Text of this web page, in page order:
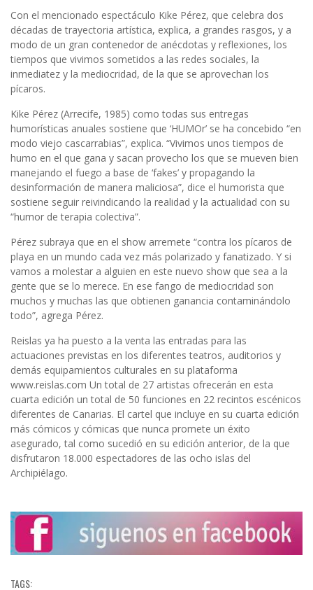
Con el mencionado espectáculo Kike Pérez, que celebra dos
décadas de trayectoria artística, explica, a grandes rasgos, y a
modo de un gran contenedor de anécdotas y reflexiones, los
tiempos que vivimos sometidos a las redes sociales, la
inmediatez y la mediocridad, de la que se aprovechan los
pícaros.
Kike Pérez (Arrecife, 1985) como todas sus entregas
humorísticas anuales sostiene que ‘HUMOr’ se ha concebido “en
modo viejo cascarrabias”, explica. “Vivimos unos tiempos de
humo en el que gana y sacan provecho los que se mueven bien
manejando el fuego a base de ‘fakes’ y propagando la
desinformación de manera maliciosa”, dice el humorista que
sostiene seguir reivindicando la realidad y la actualidad con su
“humor de terapia colectiva”.
Pérez subraya que en el show arremete “contra los pícaros de
playa en un mundo cada vez más polarizado y fanatizado. Y si
vamos a molestar a alguien en este nuevo show que sea a la
gente que se lo merece. En ese fango de mediocridad son
muchos y muchas las que obtienen ganancia contaminándolo
todo”, agrega Pérez.
Reislas ya ha puesto a la venta las entradas para las
actuaciones previstas en los diferentes teatros, auditorios y
demás equipamientos culturales en su plataforma
www.reislas.com Un total de 27 artistas ofrecerán en esta
cuarta edición un total de 50 funciones en 22 recintos escénicos
diferentes de Canarias. El cartel que incluye en su cuarta edición
más cómicos y cómicas que nunca promete un éxito
asegurado, tal como sucedió en su edición anterior, de la que
disfrutaron 18.000 espectadores de las ocho islas del
Archipiélago.
TAGS: